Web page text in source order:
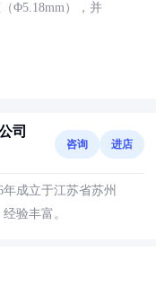
Φ5.18mm），并
司
咨询 进店
成立于江苏省苏州
验丰富。